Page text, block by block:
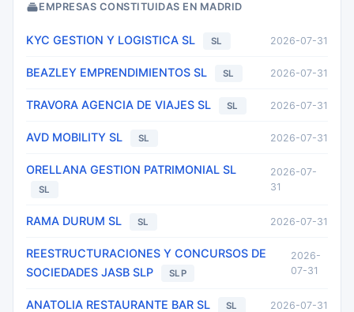
EMPRESAS CONSTITUIDAS EN MADRID
KYC GESTION Y LOGISTICA SL SL 2026-07-31
BEAZLEY EMPRENDIMIENTOS SL SL 2026-07-31
TRAVORA AGENCIA DE VIAJES SL SL 2026-07-31
AVD MOBILITY SL SL 2026-07-31
ORELLANA GESTION PATRIMONIAL SL
SL
2026-07-
31
RAMA DURUM SL SL 2026-07-31
REESTRUCTURACIONES Y CONCURSOS DE
SOCIEDADES JASB SLP
SLP
2026-
07-31
ANATOLIA RESTAURANTE BAR SL SL 2026-07-31